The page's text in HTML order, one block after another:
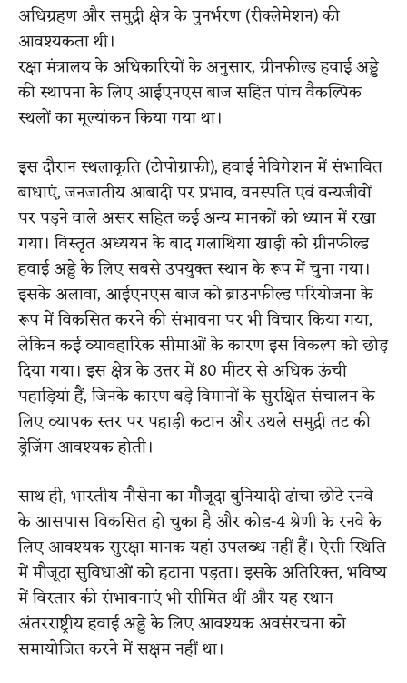
अधिग्रहण और समुद्री क्षेत्र के पुनर्भरण (रीक्लेमेशन) की
आवश्यकता थी।
रक्षा मंत्रालय के अधिकारियों के अनुसार, ग्रीनफील्ड हवाई अड्डे
की स्थापना के लिए आईएनएस बाज सहित पांच वैकल्पिक
स्थलों का मूल्यांकन किया गया था।
इस दौरान स्थलाकृति (टोपोग्राफी), हवाई नेविगेशन में संभावित
बाधाएं, जनजातीय आबादी पर प्रभाव, वनस्पति एवं वन्यजीवों
पर पड़ने वाले असर सहित कई अन्य मानकों को ध्यान में रखा
गया। विस्तृत अध्ययन के बाद गलाथिया खाड़ी को ग्रीनफील्ड
हवाई अड्डे के लिए सबसे उपयुक्त स्थान के रूप में चुना गया।
इसके अलावा, आईएनएस बाज को ब्राउनफील्ड परियोजना के
रूप में विकसित करने की संभावना पर भी विचार किया गया,
लेकिन कई व्यावहारिक सीमाओं के कारण इस विकल्प को छोड़
दिया गया। इस क्षेत्र के उत्तर में 80 मीटर से अधिक ऊंची
पहाड़ियां हैं, जिनके कारण बड़े विमानों के सुरक्षित संचालन के
लिए व्यापक स्तर पर पहाड़ी कटान और उथले समुद्री तट की
ड्रेजिंग आवश्यक होती।
साथ ही, भारतीय नौसेना का मौजूदा बुनियादी ढांचा छोटे रनवे
के आसपास विकसित हो चुका है और कोड-4 श्रेणी के रनवे के
लिए आवश्यक सुरक्षा मानक यहां उपलब्ध नहीं हैं। ऐसी स्थिति
में मौजूदा सुविधाओं को हटाना पड़ता। इसके अतिरिक्त, भविष्य
में विस्तार की संभावनाएं भी सीमित थीं और यह स्थान
अंतरराष्ट्रीय हवाई अड्डे के लिए आवश्यक अवसंरचना को
समायोजित करने में सक्षम नहीं था।